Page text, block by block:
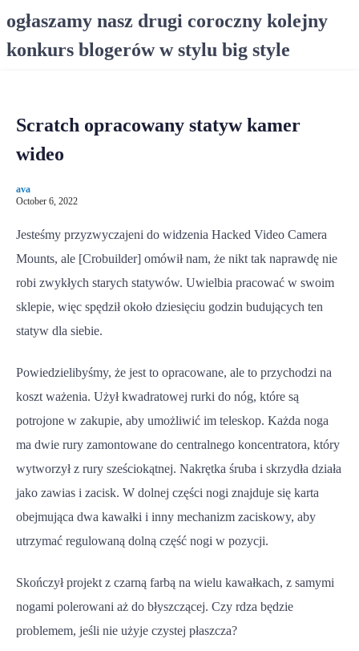
ogłaszamy nasz drugi coroczny kolejny
konkurs blogerów w stylu big style
Scratch opracowany statyw kamer
wideo
ava
October 6, 2022
Jesteśmy przyzwyczajeni do widzenia Hacked Video Camera
Mounts, ale [Crobuilder] omówił nam, że nikt tak naprawdę nie
robi zwykłych starych statywów. Uwielbia pracować w swoim
sklepie, więc spędził około dziesięciu godzin budujących ten
statyw dla siebie.
Powiedzielibyśmy, że jest to opracowane, ale to przychodzi na
koszt ważenia. Użył kwadratowej rurki do nóg, które są
potrojone w zakupie, aby umożliwić im teleskop. Każda noga
ma dwie rury zamontowane do centralnego koncentratora, który
wytworzył z rury sześciokątnej. Nakrętka śruba i skrzydła działa
jako zawias i zacisk. W dolnej części nogi znajduje się karta
obejmująca dwa kawałki i inny mechanizm zaciskowy, aby
utrzymać regulowaną dolną część nogi w pozycji.
Skończył projekt z czarną farbą na wielu kawałkach, z samymi
nogami polerowani aż do błyszczącej. Czy rdza będzie
problemem, jeśli nie użyje czystej płaszcza?